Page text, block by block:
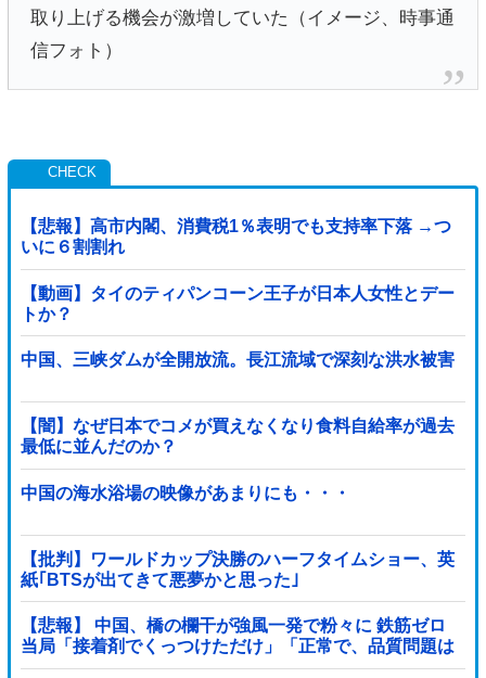
【悲報】高市内閣、消費税1％表明でも支持率下落 →つ
いに６割割れ
【動画】タイのティパンコーン王子が日本人女性とデー
トか？
中国、三峡ダムが全開放流。長江流域で深刻な洪水被害
【闇】なぜ日本でコメが買えなくなり食料自給率が過去
最低に並んだのか？
中国の海水浴場の映像があまりにも・・・
【批判】ワールドカップ決勝のハーフタイムショー、英
紙｢BTSが出てきて悪夢かと思った｣
【悲報】 中国、橋の欄干が強風一発で粉々に 鉄筋ゼロ
当局「接着剤でくっつけただけ」「正常で、品質問題は
ない」